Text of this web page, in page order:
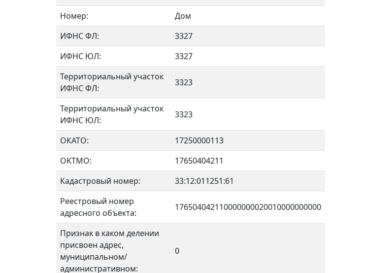
Номер:
Дом
ИФНС ФЛ:
3327
ИФНС ЮЛ:
3327
Территориальный участок
ИФНС ФЛ:
3323
Территориальный участок
ИФНС ЮЛ:
3323
ОКАТО:
17250000113
OKTMO:
17650404211
Кадастровый номер:
33:12:011251:61
Реестровый номер
адресного объекта:
176504042110000000020010000000000
Признак в каком делении
присвоен адрес,
муниципальном/
административном:
0